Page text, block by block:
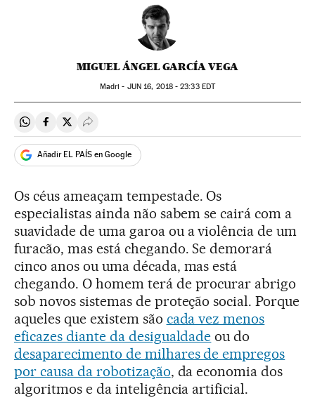
MIGUEL ÁNGEL GARCÍA VEGA
Madri - JUN 16, 2018 - 23:33EDT
Compartir en Whatsapp
Compartir en Facebook
Compartir en Twitter
Desplegar Redes Sociales
Añadir EL PAÍS en Google
Os céus ameaçam tempestade. Os
especialistas ainda não sabem se cairá com a
suavidade de uma garoa ou a violência de um
furacão, mas está chegando. Se demorará
cinco anos ou uma década, mas está
chegando. O homem terá de procurar abrigo
sob novos sistemas de proteção social. Porque
aqueles que existem são cada vez menos
eficazes diante da desigualdade ou do
desaparecimento de milhares de empregos
por causa da robotização, da economia dos
algoritmos e da inteligência artificial.